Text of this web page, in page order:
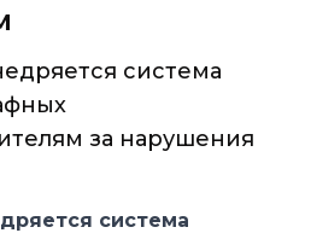
система
за нарушения
система